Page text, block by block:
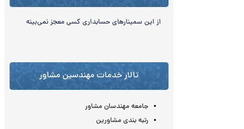
از اين سمینارها‌‏ی حسابداری كسي معجز نمی‌بینه
تالار خدمات مهندسین مشاور
جامعه مهندسان مشاور
رتبه بندی مشاورین